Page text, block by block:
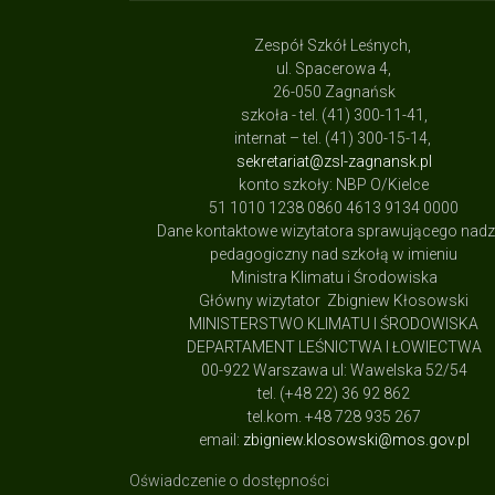
Zespół Szkół Leśnych,
ul. Spacerowa 4,
26-050 Zagnańsk
szkoła - tel. (41) 300-11-41,
internat – tel. (41) 300-15-14,
sekretariat@zsl-zagnansk.pl
konto szkoły: NBP O/Kielce
51 1010 1238 0860 4613 9134 0000
Dane kontaktowe wizytatora sprawującego
pedagogiczny nad szkołą w imieniu
Ministra Klimatu i Środowiska
Główny wizytator Zbigniew Kłosowski
MINISTERSTWO KLIMATU I ŚRODOWISKA
DEPARTAMENT LEŚNICTWA I ŁOWIECTWA
00-922 Warszawa ul: Wawelska 52/54
tel. (+48 22) 36 92 862
tel.kom. +48 728 935 267
email: zbigniew.klosowski@mos.gov.pl
Oświadczenie o dostępności